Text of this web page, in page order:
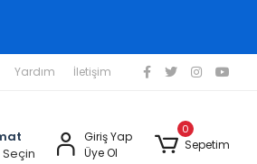
Yardım İletişim
Giriş Yap
Üye Ol
0
Sepetim